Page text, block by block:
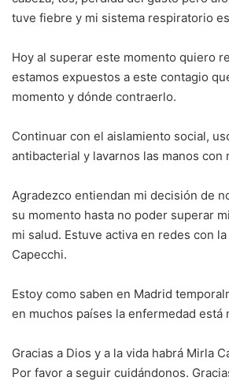
tuve fiebre y mi sistema respiratorio
Hoy al superar este momento quiero
estamos expuestos a este contagio
momento y dónde contraerlo.
Continuar con el aislamiento social,
antibacterial y lavarnos las manos con
Agradezco entiendan mi decisión de
su momento hasta no poder superar
mi salud. Estuve activa en redes con
Capecchi.
Estoy como saben en Madrid
en muchos países la enfermedad está
Gracias a Dios y a la vida habrá Mirla
Por favor a seguir cuidándonos.